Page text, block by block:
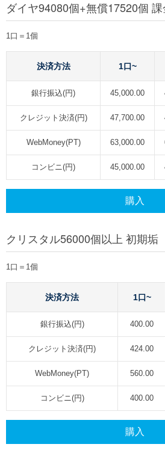
ダイヤ94080個+無償17520個
1口＝1個
決済方法 1口~
銀行振込(円) 45,000.00
クレジット決済(円) 47,700.00
WebMoney(PT) 63,000.00
コンビニ(円) 45,000.00
購入
クリスタル56000個以上 初期垢
1口＝1個
決済方法 1口~
銀行振込(円) 400.00
クレジット決済(円) 424.00
WebMoney(PT) 560.00
コンビニ(円) 400.00
購入